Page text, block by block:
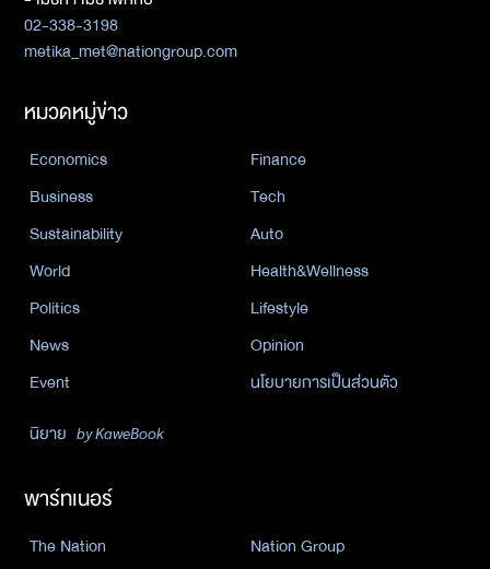
02-338-3198
metika_met@nationgroup.com
หมวดหมู่ข่าว
Economics
Finance
Business
Tech
Sustainability
Auto
World
Health&Wellness
Politics
Lifestyle
News
Opinion
Event
นโยบายการเป็นส่วนตัว
นิยาย by KaweBook
พาร์ทเนอร์
The Nation
Nation Group